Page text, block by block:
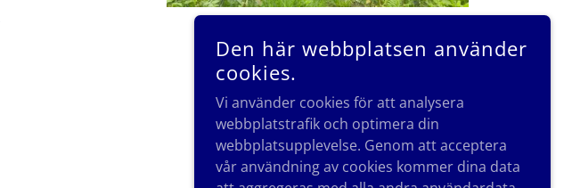
DRIVS AV
Den här webbplatsen använder
cookies.
Vi använder cookies för att analysera
webbplatstrafik och optimera din
webbplatsupplevelse. Genom att acceptera
vår användning av cookies kommer dina data